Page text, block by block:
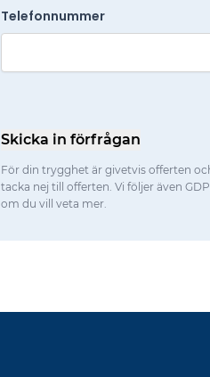
Telefonnummer
Skicka in förfrågan
För din trygghet är givetvis offerten
tacka nej till offerten. Vi följer även
om du vill veta mer.